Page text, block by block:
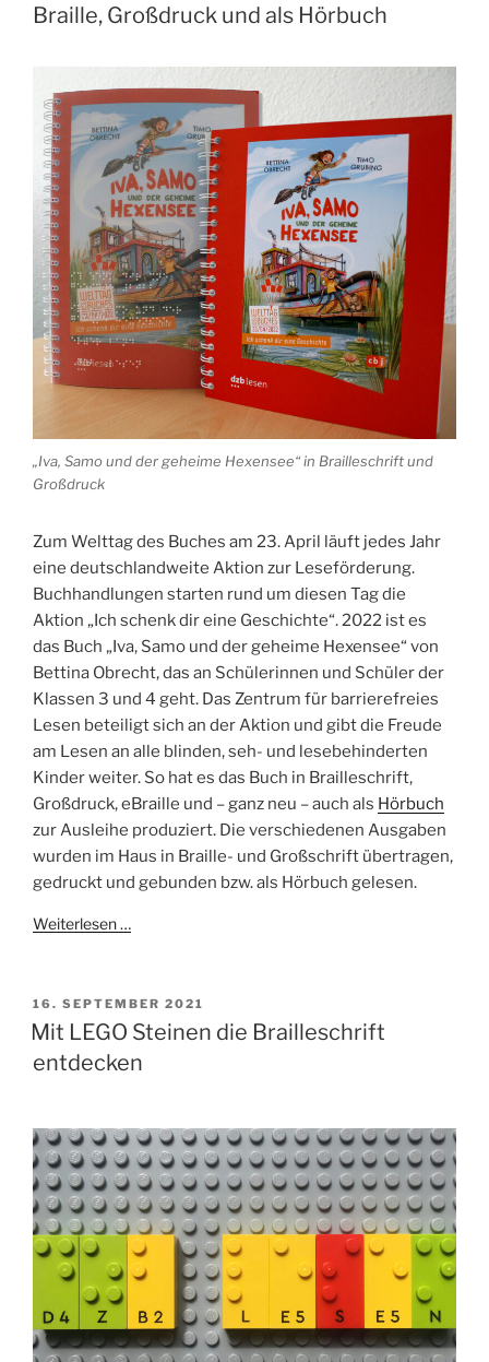
Braille, Großdruck und als Hörbuch
„Iva, Samo und der geheime Hexensee“ in Brailleschrift und
Großdruck
Zum Welttag des Buches am 23. April läuft jedes Jahr
eine deutschlandweite Aktion zur Leseförderung.
Buchhandlungen starten rund um diesen Tag die
Aktion „Ich schenk dir eine Geschichte“. 2022 ist es
das Buch „Iva, Samo und der geheime Hexensee“ von
Bettina Obrecht, das an Schülerinnen und Schüler der
Klassen 3 und 4 geht. Das Zentrum für barrierefreies
Lesen beteiligt sich an der Aktion und gibt die Freude
am Lesen an alle blinden, seh- und lesebehinderten
Kinder weiter. So hat es das Buch in Brailleschrift,
Großdruck, eBraille und – ganz neu – auch als Hörbuch
zur Ausleihe produziert. Die verschiedenen Ausgaben
wurden im Haus in Braille- und Großschrift übertragen,
gedruckt und gebunden bzw. als Hörbuch gelesen.
Weiterlesen …
Mit LEGO Steinen die Brailleschrift
entdecken
VERÖFFENTLICHT
AM
16. SEPTEMBER 2021